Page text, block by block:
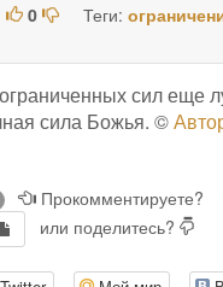
0 Теги:
сил еще
сила Божья. ©
Прокомментируете?
или поделитесь?